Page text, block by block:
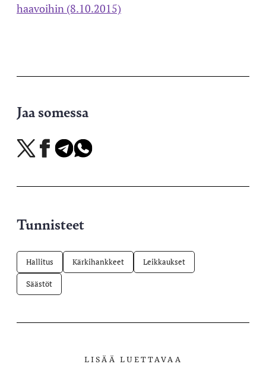
haavoihin (8.10.2015)
Jaa somessa
Jaa
X-
Jaa
Facebookissa
Jaa
Telegramissa
Jaa
WhatsAppissa
Tunnisteet
Hallitus Kärkihankkeet Leikkaukset
Säästöt
LISÄÄ LUETTAVAA